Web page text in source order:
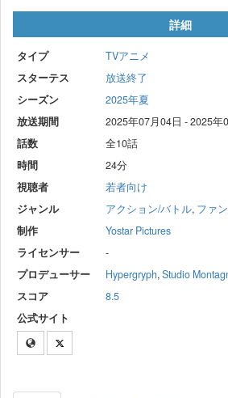
詳細
タイプ
TVアニメ
スターテス
放送終了
シーズン
2025年夏
放送期間
2025年07月04日 - 2025年
話数
全10話
時間
24分
視聴者
若者向け
ジャンル
アクション/バトル, ファ
制作
Yostar Pictures
ライセンサー
-
プロデューサー
Hypergryph,Studio
スコア
8.5
公式サイト